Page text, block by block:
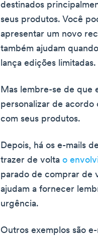
destinados
seus produtos. Você
apresentar um novo
também ajudam
lança edições limitadas.
Mas lembre-se de que
personalizar de acordo
com seus produtos.
Depois, há os e-mails
trazer de voltao
parado de comprar de
ajudam a fornecer
urgência.
Outros exemplos são